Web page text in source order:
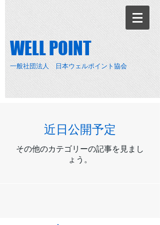
​WELL POINT
一般社団法人 日本ウェルポイント協会
近日公開予定
その他のカテゴリーの記事を見まし
ょう。